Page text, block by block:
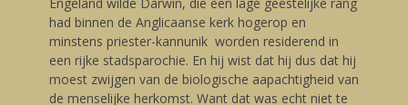
had binnen de Anglicaanse kerk hogerop en
minstens priester-kannunik worden residerend in
een rijke stadsparochie. En hij wist dat hij dus dat hij
moest zwijgen van de biologische aapachtigheid van
de menselijke herkomst. Want dat was echt niet te